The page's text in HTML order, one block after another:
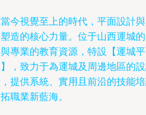
今視覺至上的時代，平面設計
造的核心力量。位于山西運城
專業的教育資源，特設【運城
，致力于為運城及周邊地區的
提供系統、實用且前沿的技能
職業新藍海。